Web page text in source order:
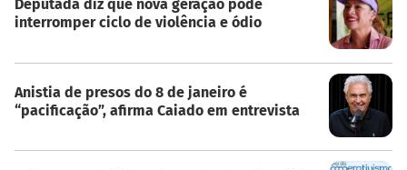
Deputada diz que nova geração pode
interromper ciclo de violência e ódio
Anistia de presos do 8 de janeiro é
“pacificação”, afirma Caiado em entrevista